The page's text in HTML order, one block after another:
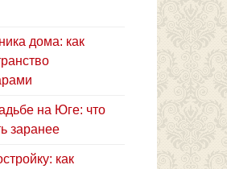
дома: как
на Юге: что
заранее
как